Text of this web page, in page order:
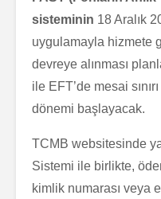
sisteminin 18 Aralık
uygulamayla hizmete
devreye alınması
ile EFT’de mesai
dönemi başlayacak.
TCMB websitesinde
Sistemi ile birlikte,
kimlik numarası veya